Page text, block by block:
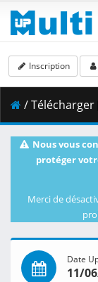
Inscription
/ Télécharger [uP] Naruto Shippuden
Nous vous
protéger
Merci de
Date
11/